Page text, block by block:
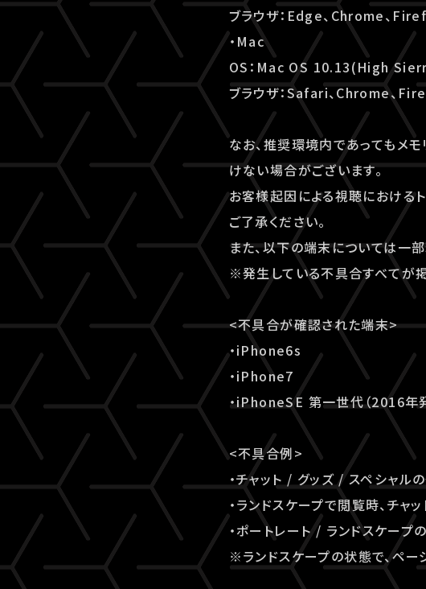
ブラウザ：Edge、Chrome、
・Mac
OS：Mac OS 10.13(High
ブラウザ：Safari、Chrome、
なお、推奨環境内であってもメ
けない場合がございます。
お客様起因による視聴における
ご了承ください。
また、以下の端末については一
※発生している不具合すべてが
<不具合が確認された端末>
・iPhone6s
・iPhone7
・iPhoneSE 第一世代（2016年
<不具合例>
・チャット / グッズ / スペシャル
・ランドスケープで閲覧時、チャ
・ポートレート / ランドスケー
※ランドスケープの状態で、ペー